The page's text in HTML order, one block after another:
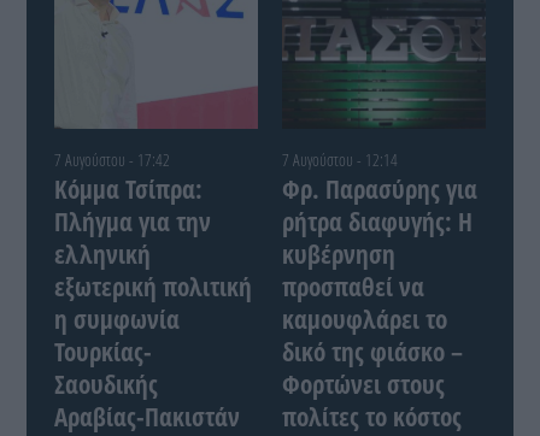
7 Αυγούστου - 17:42
Κόμμα Τσίπρα:
Πλήγμα για την
ελληνική
εξωτερική πολιτική
η συμφωνία
Τουρκίας-
Σαουδικής
Αραβίας-Πακιστάν
7 Αυγούστου - 12:14
Φρ. Παρασύρης για
ρήτρα διαφυγής: Η
κυβέρνηση
προσπαθεί να
καμουφλάρει το
δικό της φιάσκο –
Φορτώνει στους
πολίτες το κόστος